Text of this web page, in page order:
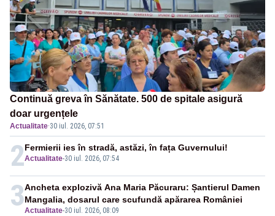
Continuă greva în Sănătate. 500 de spitale asigură
doar urgențele
Actualitate·30 iul. 2026, 07:51
2Actualitate-30 iul. 2026, 07:54
Fermierii ies în stradă, astăzi, în fața Guvernului!
3Actualitate-30 iul. 2026, 08:09
Ancheta explozivă Ana Maria Păcuraru: Șantierul Damen
Mangalia, dosarul care scufundă apărarea României